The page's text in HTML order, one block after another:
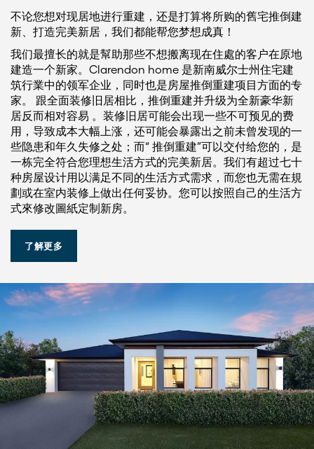
不论您想对现居地进行重建，还是打算将所购的舊宅推倒建
新、打造完美新居，我们都能帮您梦想成真！
我们最擅长的就是幫助那些不想搬离现在住處的客户在原地
建造一个新家。Clarendon home 是新南威尔士州住宅建
筑行業中的领军企业，同时也是房屋推倒重建项目方面的专
家。 跟全面装修旧居相比，推倒重建并升级为全新豪华新
居反而相对容易 。装修旧居可能会出现一些不可预见的费
用，导致成本大幅上涨，还可能会暴露出之前未曾发现的一
些隐患和年久失修之处；而“ 推倒重建”可以交付给您的，是
一栋完全符合您理想生活方式的完美新居。我们有超过七十
种房屋设计用以满足不同的生活方式需求，而您也无需在規
劃或在室内装修上做出任何妥协。您可以按照自己的生活方
式來修改圖紙定制新房。
了解更多